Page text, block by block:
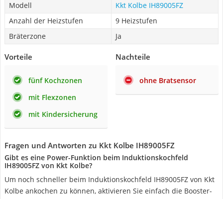
Modell
Kkt Kolbe IH89005FZ
Anzahl der Heizstufen
9 Heizstufen
Bräterzone
Ja
Vorteile
fünf Kochzonen
mit Flexzonen
mit Kindersicherung
Nachteile
ohne Bratsensor
Fragen und Antworten zu Kkt Kolbe IH89005FZ
Gibt es eine Power-Funktion beim Induktionskochfeld
IH89005FZ von Kkt Kolbe?
Um noch schneller beim Induktionskochfeld IH89005FZ von Kkt
Kolbe ankochen zu können, aktivieren Sie einfach die Booster-